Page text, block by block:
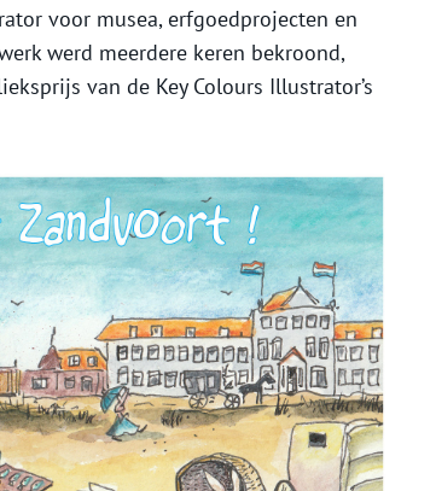
voor musea, erfgoedprojecten en
werd meerdere keren bekroond,
van de Key Colours Illustrator’s